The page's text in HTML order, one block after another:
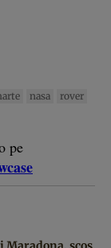
nasa rover
pe